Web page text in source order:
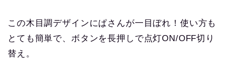
この木目調デザインにぱさんが一目ぼれ！使い方も
とても簡単で、ボタンを長押しで点灯ON/OFF切り
替え。